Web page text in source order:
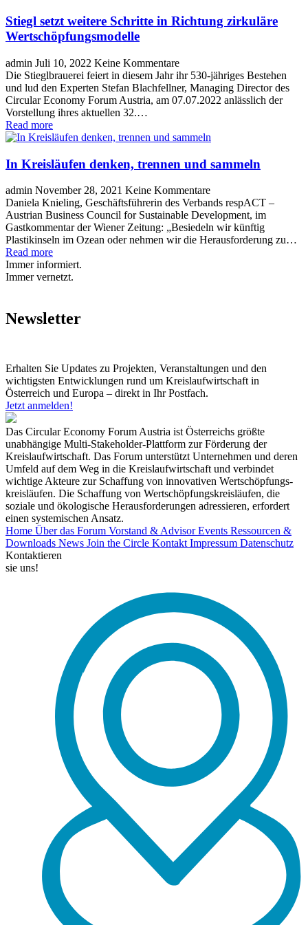
Stiegl setzt weitere Schritte in Richtung zirkuläre
Wertschöpfungsmodelle
admin Juli 10, 2022 Keine Kommentare
Die Stieglbrauerei feiert in diesem Jahr ihr 530-jähriges Bestehen
und lud den Experten Stefan Blachfellner, Managing Director des
Circular Economy Forum Austria, am 07.07.2022 anlässlich der
Vorstellung ihres aktuellen 32.…
Read more
In Kreisläufen denken, trennen und sammeln
admin November 28, 2021 Keine Kommentare
Daniela Knieling, Geschäftsführerin des Verbands respACT –
Austrian Business Council for Sustainable Development, im
Gastkommentar der Wiener Zeitung: „Besiedeln wir künftig
Plastikinseln im Ozean oder nehmen wir die Herausforderung zu…
Read more
Immer informiert.
Immer vernetzt.
Newsletter
Erhalten Sie Updates zu Projekten, Veranstaltungen und den
wichtigsten Entwicklungen rund um Kreislaufwirtschaft in
Österreich und Europa – direkt in Ihr Postfach.
Jetzt anmelden!
Das Circular Economy Forum Austria ist Österreichs größte
unabhängige Multi-Stakeholder-Plattform zur Förderung der
Kreislaufwirtschaft. Das Forum unterstützt Unternehmen und deren
Umfeld auf dem Weg in die Kreislaufwirtschaft und verbindet
wichtige Akteure zur Schaffung von innovativen Wertschöpfungs-
kreisläufen. Die Schaffung von Wertschöpfungskreisläufen, die
soziale und ökologische Herausforderungen adressieren, erfordert
einen systemischen Ansatz.
Home Über das Forum Vorstand & AdvisorEvents Ressourcen &
Downloads News Join the Circle Kontakt Impressum Datenschutz
Kontaktieren
sie uns!